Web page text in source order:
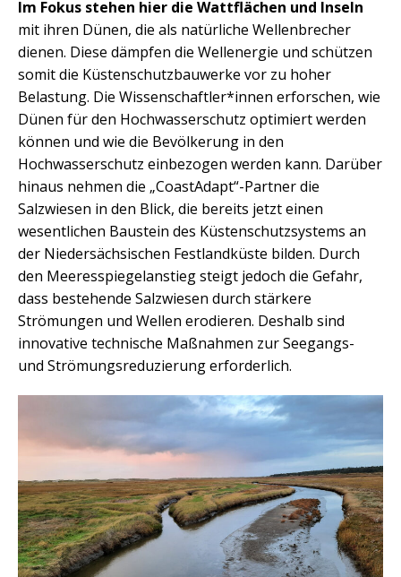
Im Fokus stehen hier die Wattflächen und Inseln
mit ihren Dünen, die als natürliche Wellenbrecher
dienen. Diese dämpfen die Wellenergie und schützen
somit die Küstenschutzbauwerke vor zu hoher
Belastung. Die Wissenschaftler*innen erforschen, wie
Dünen für den Hochwasserschutz optimiert werden
können und wie die Bevölkerung in den
Hochwasserschutz einbezogen werden kann. Darüber
hinaus nehmen die „CoastAdapt“-Partner die
Salzwiesen in den Blick, die bereits jetzt einen
wesentlichen Baustein des Küstenschutzsystems an
der Niedersächsischen Festlandküste bilden. Durch
den Meeresspiegelanstieg steigt jedoch die Gefahr,
dass bestehende Salzwiesen durch stärkere
Strömungen und Wellen erodieren. Deshalb sind
innovative technische Maßnahmen zur Seegangs-
und Strömungsreduzierung erforderlich.